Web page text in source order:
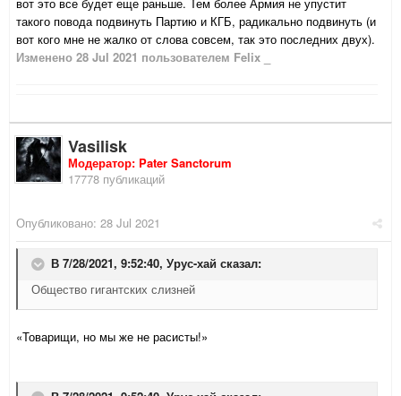
вот это все будет еще раньше. Тем более Армия не упустит
такого повода подвинуть Партию и КГБ, радикально подвинуть (и
вот кого мне не жалко от слова совсем, так это последних двух).
Изменено 28 Jul 2021 пользователем Felix _
Vasilisk
Модератор: Pater Sanctorum
17778 публикаций
Опубликовано: 28 Jul 2021
В 7/28/2021, 9:52:40, Урус-хай сказал:
Общество гигантских слизней
«Товарищи, но мы же не расисты!»